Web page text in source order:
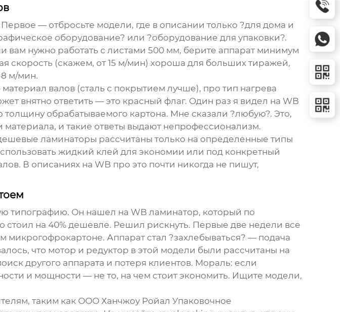
— отбросьте модели, где в описании только ?для дома и
оборудование? или ?оборудование для упаковки?.
нужно работать с листами 500 мм, берите аппарат минимум
скорость (скажем, от 15 м/мин) хороша для больших тиражей,
8 м/мин.
валов (сталь с покрытием лучше), про тип нагрева
внятно ответить — это красный флаг. Один раз я видел на WB
обрабатываемого картона. Мне сказали ?любую?. Это,
материала, и такие ответы выдают непрофессионализм.
ламинаторы рассчитаны только на определенные типы
жидкий клей для экономии или под конкретный
В описаниях на WB про это почти никогда не пишут,
типографию. Он нашел на WB ламинатор, который по
на 40% дешевле. Решил рискнуть. Первые две недели все
Аппарат стал ?захлебываться? — подача
что мотор и редуктор в этой модели были рассчитаны на
другого аппарата и потеря клиентов. Мораль: если
и мощности — не то, на чем стоит экономить. Ищите модели,
таким как ООО Ханчжоу Ройал Упаковочное